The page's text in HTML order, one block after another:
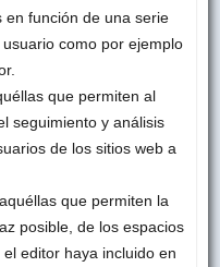
función de una serie
como por ejemplo
que permiten al
seguimiento y análisis
de los sitios web a
que permiten la
posible, de los espacios
editor haya incluido en